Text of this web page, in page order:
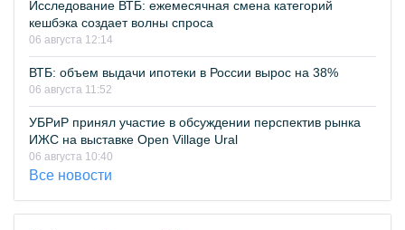
Исследование ВТБ: ежемесячная смена категорий
кешбэка создает волны спроса
06 августа 12:14
ВТБ: объем выдачи ипотеки в России вырос на 38%
06 августа 11:52
УБРиР принял участие в обсуждении перспектив рынка
ИЖС на выставке Open Village Ural
06 августа 10:40
Все новости